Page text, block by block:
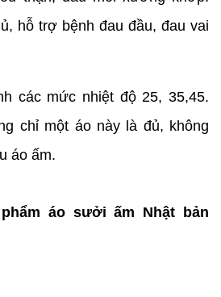
hỗ trợ bệnh đau đầu, đau vai
các mức nhiệt độ 25, 35,45.
chỉ một áo này là đủ, không
áo ấm.
áo sưởi ấm Nhật bản